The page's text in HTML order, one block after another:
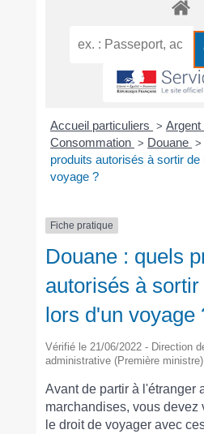
Accueil particuliers >
Consommation > Douane >
produits autorisés à sortir
voyage ?
Fiche pratique
Douane : quels
autorisés à
lors d'un voyage
Vérifié le 21/06/2022 - Direction
administrative (Première ministre)
Avant de partir à l'étranger
marchandises, vous devez
le droit de voyager avec